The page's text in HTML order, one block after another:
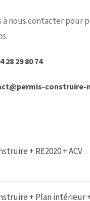
à nous contacter pour
28 29 80 74
construire-
+ RE2020 + ACV
+ Plan intérieur